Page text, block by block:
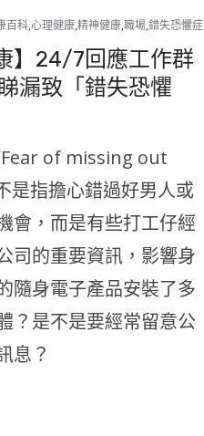
百科,心理健康,精神健康,職場,錯失恐懼症
】24/7回應工作群
漏致「錯失恐懼
of missing out
是指擔心錯過好男人或
會，而是有些打工仔經
司的重要資訊，影響身
隨身電子產品安裝了多
？是不是要經常留意公
息？